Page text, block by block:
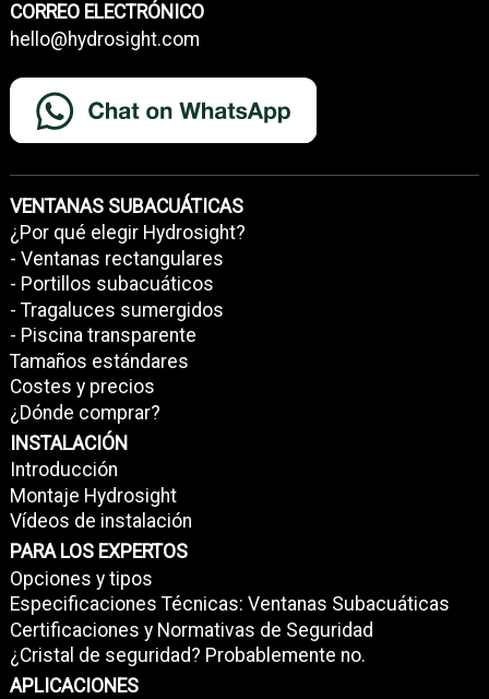
CORREO ELECTRÓNICO
hello@hydrosight.com
VENTANAS SUBACUÁTICAS
¿Por qué elegir Hydrosight?
- Ventanas rectangulares
- Portillos subacuáticos
- Tragaluces sumergidos
- Piscina transparente
Tamaños estándares
Costes y precios
¿Dónde comprar?
INSTALACIÓN
Introducción
Montaje Hydrosight
Vídeos de instalación
PARA LOS EXPERTOS
Opciones y tipos
Especificaciones Técnicas: Ventanas Subacuáticas
Certificaciones y Normativas de Seguridad
¿Cristal de seguridad? Probablemente no.
APLICACIONES